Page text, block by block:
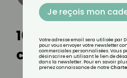
10 recettes
couscous
Je reçois mon
Votre adresse email sera utilisée par
pour vous envoyer votre newsletter
commerciales personnalisées. Vous
désinscrire en utilisant le lien de
dans la newsletter. Pour en savoir
prenez connaissance de notre